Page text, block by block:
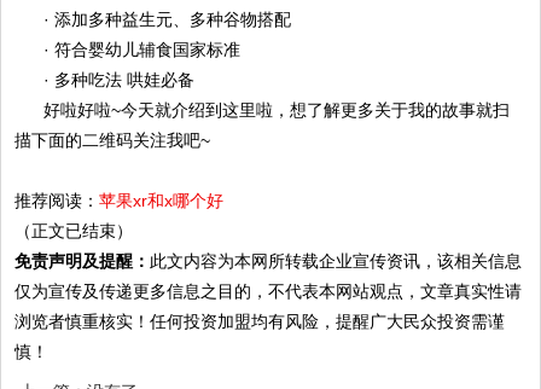
· 添加多种益生元、多种谷物搭配
· 符合婴幼儿辅食国家标准
· 多种吃法 哄娃必备
好啦好啦~今天就介绍到这里啦，想了解更多关于我的故事就扫
描下面的二维码关注我吧~
推荐阅读：苹果xr和x哪个好
（正文已结束）
免责声明及提醒： 此文内容为本网所转载企业宣传资讯，该相关信息
仅为宣传及传递更多信息之目的，不代表本网站观点，文章真实性请
浏览者慎重核实！任何投资加盟均有风险，提醒广大民众投资需谨
慎！